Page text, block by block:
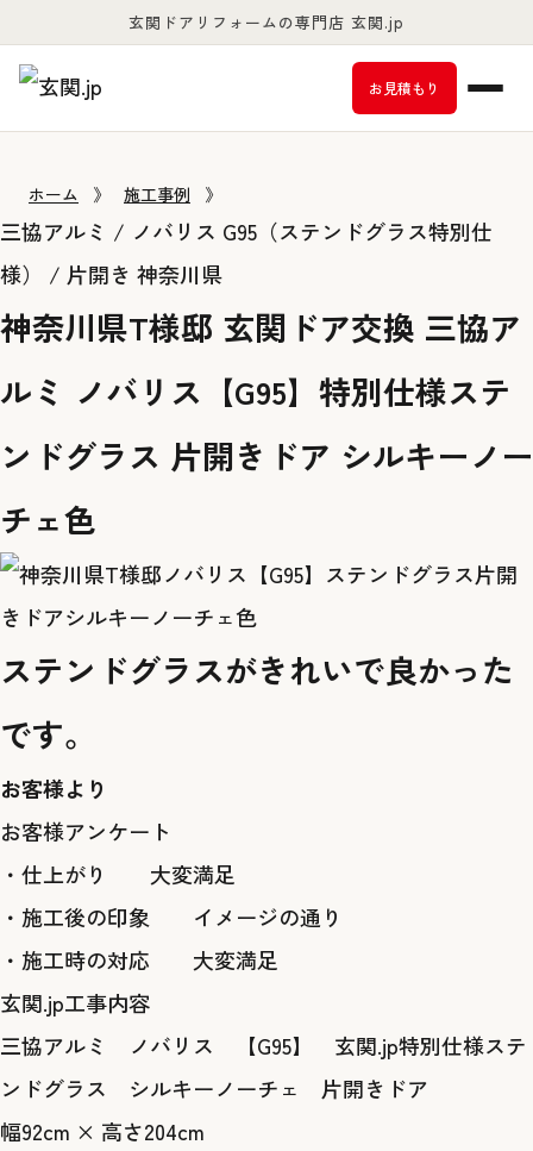
玄関ドアリフォームの専門店 玄関.jp
お見積もり
ホーム 》 施工事例 》
三協アルミ / ノバリス G95（ステンドグラス特別仕
様） / 片開き 神奈川県
神奈川県T様邸 玄関ドア交換 三協ア
ルミ ノバリス【G95】特別仕様ステ
ンドグラス 片開きドア シルキーノー
チェ色
ステンドグラスがきれいで良かった
です。
お客様より
お客様アンケート
・仕上がり 大変満足
・施工後の印象 イメージの通り
・施工時の対応 大変満足
玄関.jp工事内容
三協アルミ ノバリス 【G95】 玄関.jp特別仕様ステ
ンドグラス シルキーノーチェ 片開きドア
幅92cm × 高さ204cm